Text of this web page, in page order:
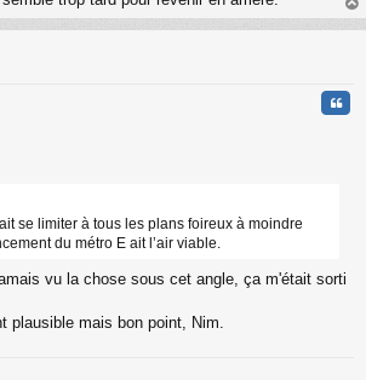
au
se limiter à tous les plans foireux à moindre
du métro E ait l’air viable.
vu la chose sous cet angle, ça m'était sorti
plausible mais bon point, Nim.